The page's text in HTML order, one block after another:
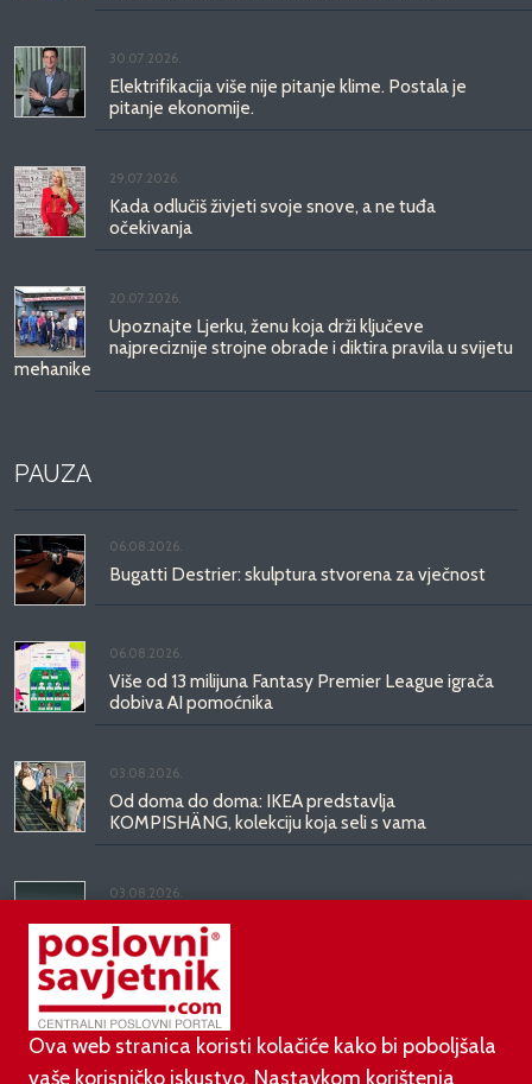
30.07.2026.
Elektrifikacija više nije pitanje klime. Postala je
pitanje ekonomije.
29.07.2026.
Kada odlučiš živjeti svoje snove, a ne tuđa
očekivanja
20.07.2026.
Upoznajte Ljerku, ženu koja drži ključeve
najpreciznije strojne obrade i diktira pravila u svijetu
mehanike
PAUZA
06.08.2026.
Bugatti Destrier: skulptura stvorena za vječnost
06.08.2026.
Više od 13 milijuna Fantasy Premier League igrača
dobiva AI pomoćnika
03.08.2026.
Od doma do doma: IKEA predstavlja
KOMPISHÄNG, kolekciju koja seli s vama
03.08.2026.
Kineski BYD predstavio luksuznu limuzinu veću od
Mercedesove S-klase, obećava domet do 1.000
kilometara
Ova web stranica koristi kolačiće kako bi poboljšala
vaše korisničko iskustvo. Nastavkom korištenja